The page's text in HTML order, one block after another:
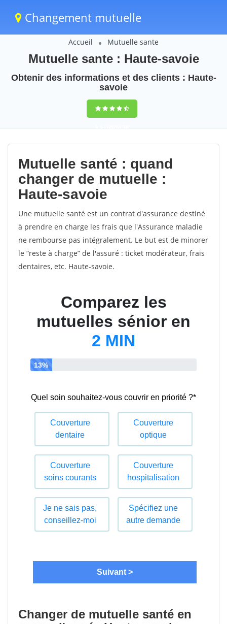
Changement mutuelle
Accueil Mutuelle sante
Mutuelle sante : Haute-savoie
Obtenir des informations et des clients : Haute-
savoie
9,5(100%)38
votes
Mutuelle santé : quand
changer de mutuelle :
Haute-savoie
Une mutuelle santé est un contrat d'assurance destiné
à prendre en charge les frais que l'Assurance maladie
ne rembourse pas intégralement. Le but est de minorer
le “reste à charge” de l'assuré : ticket modérateur, frais
dentaires, etc. Haute-savoie.
Changer de mutuelle santé en